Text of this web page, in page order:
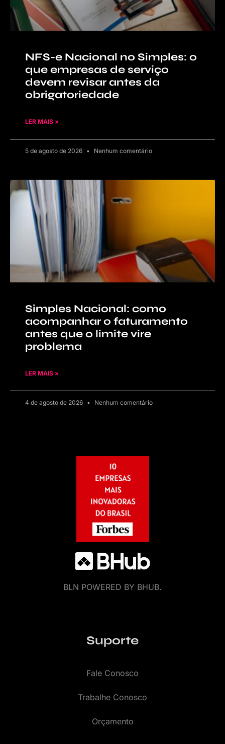
NFS-e Nacional no Simples: o
que empresas de serviço
devem revisar antes da
obrigatoriedade
LER MAIS »
5 de agosto de 2026 Nenhum comentário
Simples Nacional: como
acompanhar o faturamento
antes que o limite vire
problema
LER MAIS »
4 de agosto de 2026 Nenhum comentário
BLN POWERED BY BHUB.
Suporte
Fale Conosco
Trabalhe Conosco
Orçamento